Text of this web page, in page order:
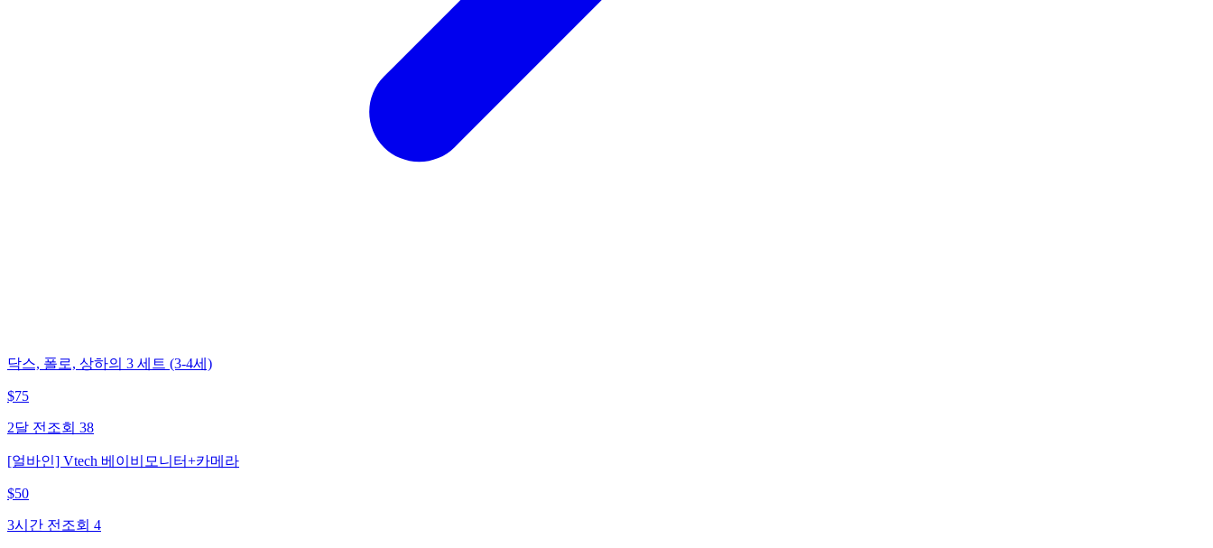
닥스, 폴로, 상하의 3 세트 (3-4세)
$75
2달 전 조회 38
[얼바인] Vtech 베이비모니터+카메라
$50
3시간 전 조회 4